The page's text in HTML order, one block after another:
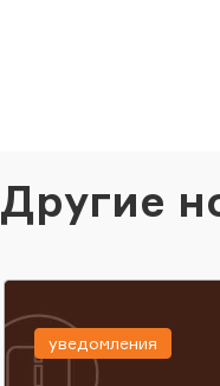
Другие
уведомления